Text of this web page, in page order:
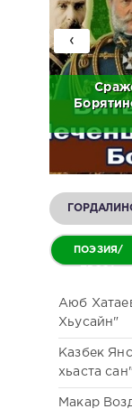
‹
ПОЭЗИЯ/
Аюб
Хьусайн"
Казбек
хьаста
Макар